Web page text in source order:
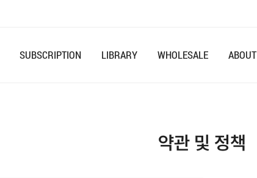
SUBSCRIPTION LIBRARY WHOLESALE ABOUT
약관 및 정책